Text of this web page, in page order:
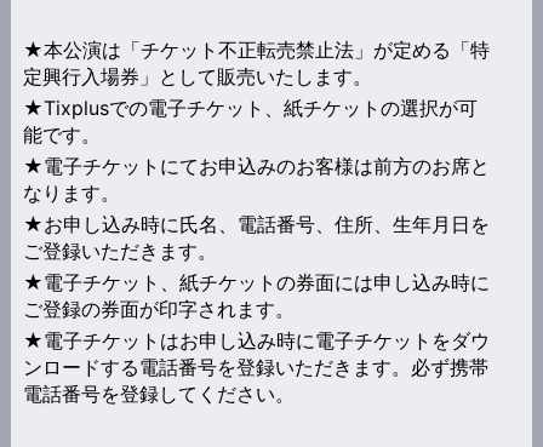
★本公演は「チケット不正転売禁止法」が定める「特
定興行入場券」として販売いたします。
★Tixplusでの電子チケット、紙チケットの選択が可
能です。
★電子チケットにてお申込みのお客様は前方のお席と
なります。
★お申し込み時に氏名、電話番号、住所、生年月日を
ご登録いただきます。
★電子チケット、紙チケットの券面には申し込み時に
ご登録の券面が印字されます。
★電子チケットはお申し込み時に電子チケットをダウ
ンロードする電話番号を登録いただきます。必ず携帯
電話番号を登録してください。